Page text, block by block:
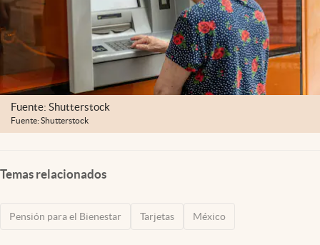
Fuente: Shutterstock
Fuente: Shutterstock
Temas relacionados
Pensión para el Bienestar Tarjetas México